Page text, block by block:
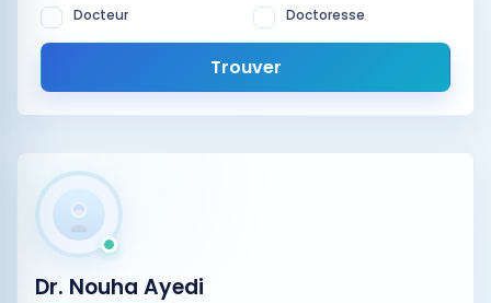
Docteur Doctoresse
Trouver
Dr. Nouha Ayedi